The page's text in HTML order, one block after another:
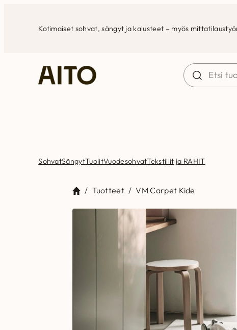
Kotimaiset sohvat, sängyt ja kalusteet – myös
SohvatSängytTuolitVuodesohvatTekstiilit ja RAHIT
/ Tuotteet / VM Carpet Kide